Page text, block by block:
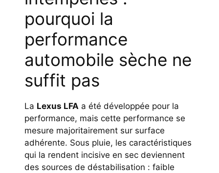
pourquoi la
performance
automobile sèche ne
suffit pas
La Lexus LFA a été développée pour la
performance, mais cette performance se
mesure majoritairement sur surface
adhérente. Sous pluie, les caractéristiques
qui la rendent incisive en sec deviennent
des sources de déstabilisation : faible